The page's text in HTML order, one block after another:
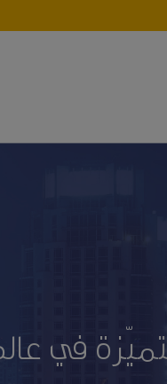
في